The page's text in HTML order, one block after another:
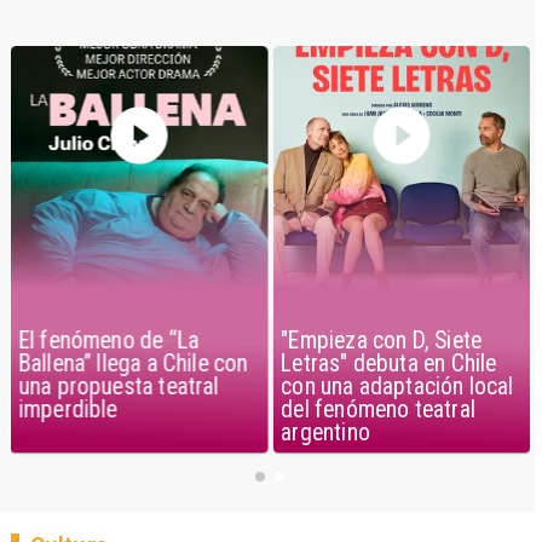
El fenómeno de “La
Ballena” llega a Chile con
una propuesta teatral
imperdible
"Empieza con D, Siete
Letras" debuta en Chile
con una adaptación local
del fenómeno teatral
argentino